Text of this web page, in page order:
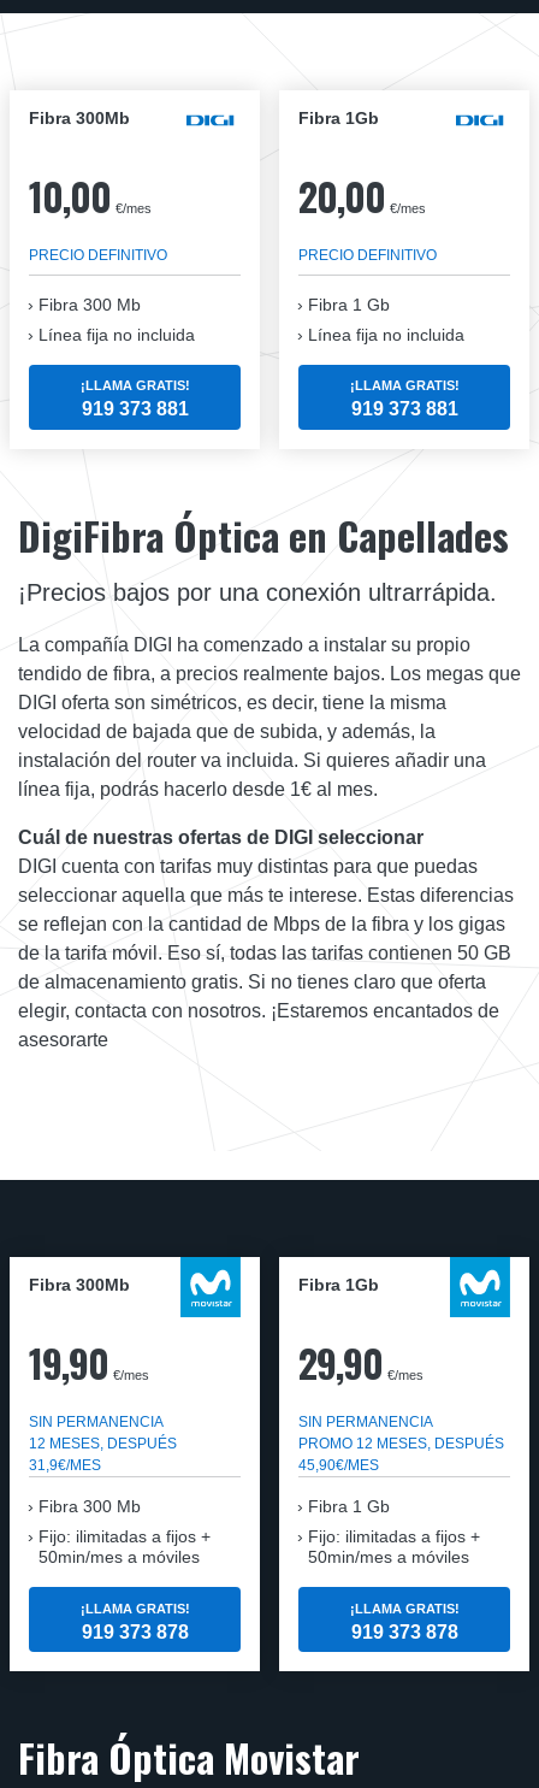
Fibra 300Mb
10,00 €/mes
PRECIO DEFINITIVO
Fibra 300 Mb
Línea fija no incluida
¡LLAMA GRATIS!
919 373 881
Fibra 1Gb
20,00 €/mes
PRECIO DEFINITIVO
Fibra 1 Gb
Línea fija no incluida
¡LLAMA GRATIS!
919 373 881
DigiFibra Óptica en Capellades
¡Precios bajos por una conexión ultrarrápida.
La compañía DIGI ha comenzado a instalar su propio
tendido de fibra, a precios realmente bajos. Los megas que
DIGI oferta son simétricos, es decir, tiene la misma
velocidad de bajada que de subida, y además, la
instalación del router va incluida. Si quieres añadir una
línea fija, podrás hacerlo desde 1€ al mes.
Cuál de nuestras ofertas de DIGI seleccionar
DIGI cuenta con tarifas muy distintas para que puedas
seleccionar aquella que más te interese. Estas diferencias
se reflejan con la cantidad de Mbps de la fibra y los gigas
de la tarifa móvil. Eso sí, todas las tarifas contienen 50 GB
de almacenamiento gratis. Si no tienes claro que oferta
elegir, contacta con nosotros. ¡Estaremos encantados de
asesorarte
Fibra 300Mb
19,90 €/mes
SIN PERMANENCIA
12 MESES, DESPUÉS
31,9€/MES
Fibra 300 Mb
Fijo: ilimitadas a fijos +
50min/mes a móviles
¡LLAMA GRATIS!
919 373 878
Fibra 1Gb
29,90 €/mes
SIN PERMANENCIA
PROMO 12 MESES, DESPUÉS
45,90€/MES
Fibra 1 Gb
Fijo: ilimitadas a fijos +
50min/mes a móviles
¡LLAMA GRATIS!
919 373 878
Fibra Óptica Movistar